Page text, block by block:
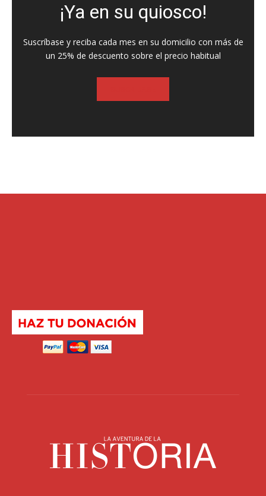
¡Ya en su quiosco!
Suscríbase y reciba cada mes en su domicilio con más de
un 25% de descuento sobre el precio habitual